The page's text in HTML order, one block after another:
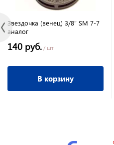
Звездочка (венец) 3/8" SM 7-7
аналог
140 руб. / шт
В корзину